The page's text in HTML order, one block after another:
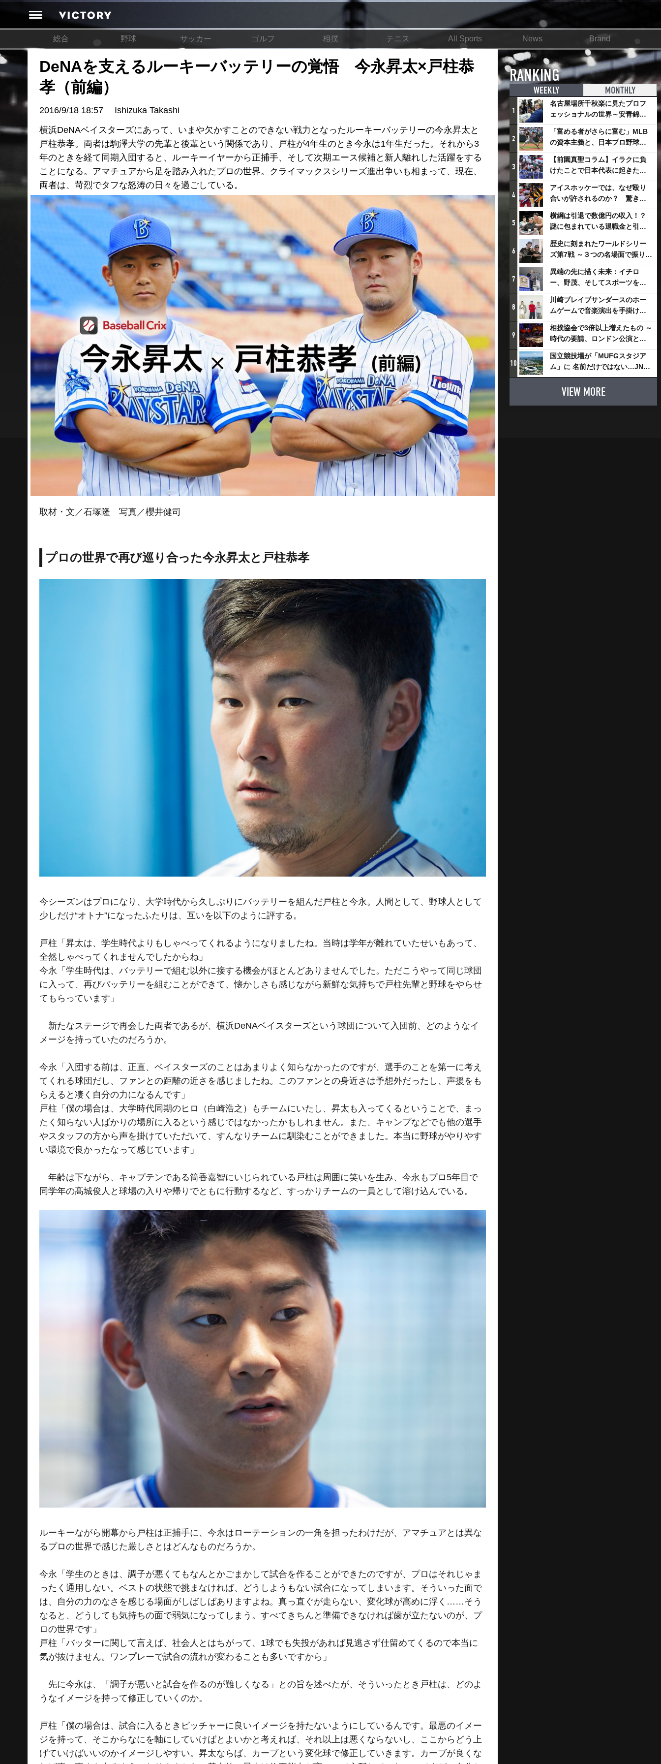
総合 野球 サッカー ゴルフ 相撲 テニス All Sports News Brand
DeNAを支えるルーキーバッテリーの覚悟 今永昇太×戸柱恭
孝（前編）
2016/9/18 18:57
Ishizuka Takashi
横浜DeNAベイスターズにあって、いまや欠かすことのできない戦力となったルーキーバッテリーの今永昇太と
戸柱恭孝。両者は駒澤大学の先輩と後輩という関係であり、戸柱が4年生のとき今永は1年生だった。それから3
年のときを経て同期入団すると、ルーキーイヤーから正捕手、そして次期エース候補と新人離れした活躍をする
ことになる。アマチュアから足を踏み入れたプロの世界。クライマックスシリーズ進出争いも相まって、現在、
両者は、苛烈でタフな怒涛の日々を過ごしている。
取材・文／石塚隆 写真／櫻井健司
プロの世界で再び巡り合った今永昇太と戸柱恭孝
今シーズンはプロになり、大学時代から久しぶりにバッテリーを組んだ戸柱と今永。人間として、野球人として
少しだけ“オトナ”になったふたりは、互いを以下のように評する。
戸柱「昇太は、学生時代よりもしゃべってくれるようになりましたね。当時は学年が離れていたせいもあって、
全然しゃべってくれませんでしたからね」
今永「学生時代は、バッテリーで組む以外に接する機会がほとんどありませんでした。ただこうやって同じ球団
に入って、再びバッテリーを組むことができて、懐かしさも感じながら新鮮な気持ちで戸柱先輩と野球をやらせ
てもらっています」
新たなステージで再会した両者であるが、横浜DeNAベイスターズという球団について入団前、どのようなイ
メージを持っていたのだろうか。
今永「入団する前は、正直、ベイスターズのことはあまりよく知らなかったのですが、選手のことを第一に考え
てくれる球団だし、ファンとの距離の近さを感じましたね。このファンとの身近さは予想外だったし、声援をも
らえると凄く自分の力になるんです」
戸柱「僕の場合は、大学時代同期のヒロ（白崎浩之）もチームにいたし、昇太も入ってくるということで、まっ
たく知らない人ばかりの場所に入るという感じではなかったかもしれません。また、キャンプなどでも他の選手
やスタッフの方から声を掛けていただいて、すんなりチームに馴染むことができました。本当に野球がやりやす
い環境で良かったなって感じています」
年齢は下ながら、キャプテンである筒香嘉智にいじられている戸柱は周囲に笑いを生み、今永もプロ5年目で
同学年の髙城俊人と球場の入りや帰りでともに行動するなど、すっかりチームの一員として溶け込んでいる。
ルーキーながら開幕から戸柱は正捕手に、今永はローテーションの一角を担ったわけだが、アマチュアとは異な
るプロの世界で感じた厳しさとはどんなものだろうか。
今永「学生のときは、調子が悪くてもなんとかごまかして試合を作ることができたのですが、プロはそれじゃま
ったく通用しない。ベストの状態で挑まなければ、どうしようもない試合になってしまいます。そういった面で
は、自分の力のなさを感じる場面がしばしばありますよね。真っ直ぐが走らない、変化球が高めに浮く……そう
なると、どうしても気持ちの面で弱気になってしまう。すべてきちんと準備できなければ歯が立たないのが、プ
ロの世界です」
戸柱「バッターに関して言えば、社会人とはちがって、1球でも失投があれば見逃さず仕留めてくるので本当に
気が抜けません。ワンプレーで試合の流れが変わることも多いですから」
先に今永は、「調子が悪いと試合を作るのが難しくなる」との旨を述べたが、そういったとき戸柱は、どのよ
うなイメージを持って修正していくのか。
戸柱「僕の場合は、試合に入るときピッチャーに良いイメージを持たないようにしているんです。最悪のイメー
ジを持って、そこからなにを軸にしていけばとよいかと考えれば、それ以上は悪くならないし、ここからどう上
げていけばいいのかイメージしやすい。昇太ならば、カーブという変化球で修正していきます。カーブが良くな
RANKING
WEEKLY MONTHLY
1
名古屋場所千秋楽に見たプロフ
ェッショナルの世界～安青錦の
優勝を巡るさまざまなドラマ
2
「富める者がさらに富む」MLB
の資本主義と、日本プロ野球が
踏み出せない一歩
3
【前園真聖コラム】イラクに負
けたことで日本代表に起きたプ
ラスとは
4
アイスホッケーでは、なぜ殴り
合いが許されるのか？ 驚きの
「ファイティング」ルールにつ
いて
5
横綱は引退で数億円の収入！？
謎に包まれている退職金と引退
相撲興行
6
歴史に刻まれたワールドシリー
ズ第7戦 ～３つの名場面で振り返
る～
7
異端の先に描く未来：イチロ
ー、野茂、そしてスポーツを支
える科学界の挑戦
8
川崎ブレイブサンダースのホー
ムゲームで音楽演出を手掛ける
スチャダラパーが川崎新！アリ
ーナシティ・プロジェクトを語
る 「楽しみでしかないでしょ。
川崎は、ずっと成長曲線だか
ら」
9
相撲協会で3倍以上増えたもの ～
時代の要請、ロンドン公演と古
式大相撲
10
国立競技場が「MUFGスタジア
ム」に 名前だけではない…JNSE
とMUFGが“共創”し描く地域活
性化・社会価値創造の近未来図
VIEW MORE